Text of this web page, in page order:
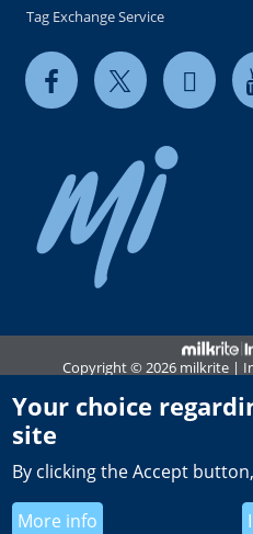
Tag Exchange Service
Copyright © 2026 milkrite |
Privacy and
Terms &
UK Tax
Your choice
site
By clicking the Accept
More info